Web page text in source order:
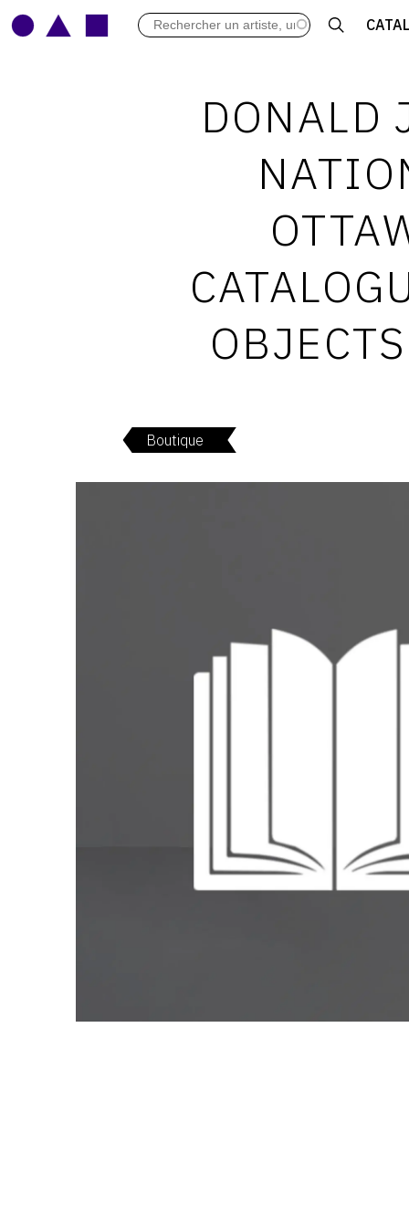
ARCHIVES DES EXPOSITIONS
LEXIQUE ARTISTIQUE
DONALD
Boutique